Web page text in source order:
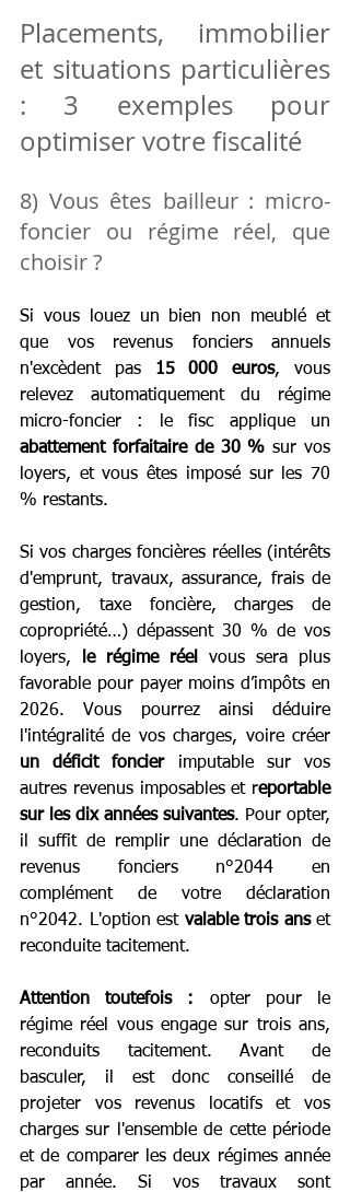
Placements, immobilier
et situations particulières
: 3 exemples pour
optimiser votre fiscalité
8) Vous êtes bailleur : micro-
foncier ou régime réel, que
choisir ?
Si vous louez un bien non meublé et
que vos revenus fonciers annuels
n'excèdent pas 15 000 euros, vous
relevez automatiquement du régime
abattement forfaitaire de 30 % sur vos
loyers, et vous êtes imposé sur les 70
% restants.
Si vos charges foncières réelles (intérêts
d'emprunt, travaux, assurance, frais de
gestion, taxe foncière, charges de
copropriété…) dépassent 30 % de vos
loyers,
le régime réel vous sera plus
favorable pour payer moins d’impôts en
2026. Vous pourrez ainsi déduire
un déficit foncier imputable sur vos
autres revenus imposables et reportable
sur les dix années suivantes. Pour opter,
il suffit de remplir une déclaration de
revenus fonciers n°2044 en
complément de votre déclaration
n°2042. L'option est valable trois ans et
reconduite tacitement.
Attention toutefois : opter pour le
régime réel vous engage sur trois ans,
reconduits tacitement. Avant de
basculer, il est donc conseillé de
projeter vos revenus locatifs et vos
charges sur l'ensemble de cette période
et de comparer les deux régimes année
par année. Si vos travaux sont